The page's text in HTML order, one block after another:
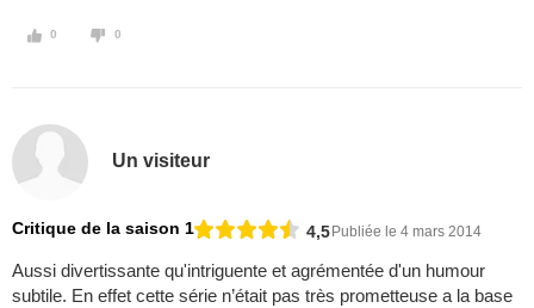
0 0
Un visiteur
Critique de la saison 1 4,5 Publiée le 4 mars 2014
Aussi divertissante qu'intriguente et agrémentée d'un humour
subtile. En effet cette série n’était pas très prometteuse a la base